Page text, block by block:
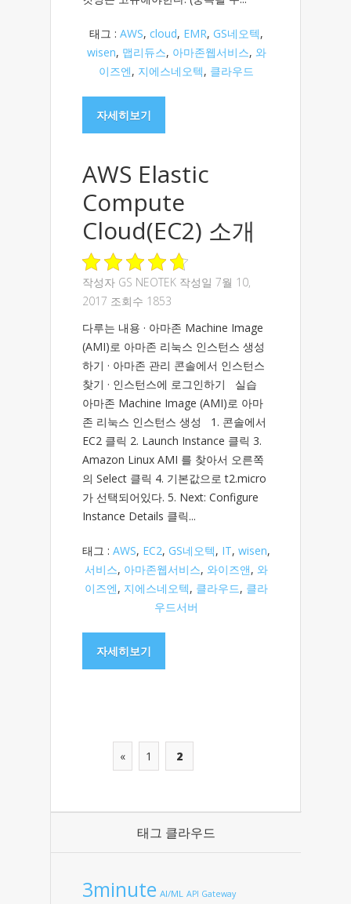
태그 : AWS, cloud, EMR, GS네오텍,
wisen, 맵리듀스, 아마존웹서비스, 와
이즈엔, 지에스네오텍, 클라우드
자세히보기
AWS Elastic
Compute
Cloud(EC2) 소개
작성자 GS NEOTEK 작성일 7월 10,
2017 조회수 1853
다루는 내용 · 아마존 Machine Image
(AMI)로 아마존 리눅스 인스턴스 생성
하기 · 아마존 관리 콘솔에서 인스턴스
찾기 · 인스턴스에 로그인하기 실습
아마존 Machine Image (AMI)로 아마
존 리눅스 인스턴스 생성 1. 콘솔에서
EC2 클릭 2. Launch Instance 클릭 3.
Amazon Linux AMI 를 찾아서 오른쪽
의 Select 클릭 4. 기본값으로 t2.micro
가 선택되어있다. 5. Next: Configure
Instance Details 클릭...
태그 : AWS, EC2, GS네오텍, IT, wisen,
서비스, 아마존웹서비스, 와이즈앤, 와
이즈엔, 지에스네오텍, 클라우드, 클라
우드서버
자세히보기
« 1 2
태그 클라우드
3minute AI/ML API Gateway